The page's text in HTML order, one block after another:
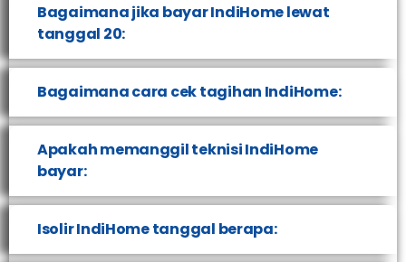
Bagaimana jika bayar IndiHome lewat
tanggal 20:
Bagaimana cara cek tagihan IndiHome:
Apakah memanggil teknisi IndiHome
bayar:
Isolir IndiHome tanggal berapa: